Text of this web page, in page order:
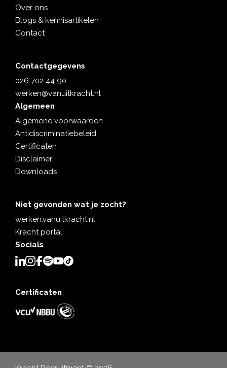
Over ons
Blogs & kennisartikelen
Contact
Contactgegevens
026 702 44 90
werken@vanuitkracht.nl
Algemeen
Algemene voorwaarden
Antidiscriminatiebeleid
Certificaten
Disclaimer
Downloads
Niet gevonden wat je zocht?
werken.vanuitkracht.nl
Kracht portal
Socials
Certificaten